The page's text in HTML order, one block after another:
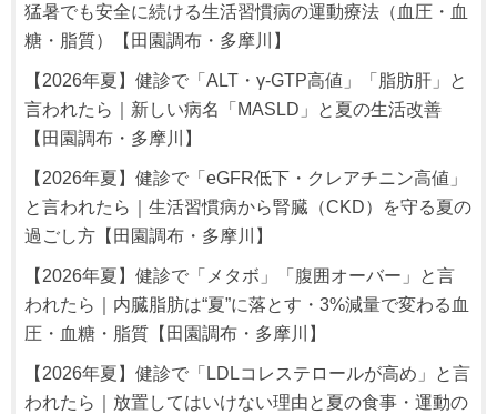
猛暑でも安全に続ける生活習慣病の運動療法（血圧・血
糖・脂質）【田園調布・多摩川】
【2026年夏】健診で「ALT・γ-GTP高値」「脂肪肝」と
言われたら｜新しい病名「MASLD」と夏の生活改善
【田園調布・多摩川】
【2026年夏】健診で「eGFR低下・クレアチニン高値」
と言われたら｜生活習慣病から腎臓（CKD）を守る夏の
過ごし方【田園調布・多摩川】
【2026年夏】健診で「メタボ」「腹囲オーバー」と言
われたら｜内臓脂肪は“夏”に落とす・3%減量で変わる血
圧・血糖・脂質【田園調布・多摩川】
【2026年夏】健診で「LDLコレステロールが高め」と言
われたら｜放置してはいけない理由と夏の食事・運動の